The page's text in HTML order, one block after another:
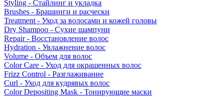
Styling - Стайлинг и укладка
Brushes - Брашинги и расчески
Treatment - Уход за волосами и кожей головы
Dry Shampoo - Сухие шампуни
Repair - Восстановление волос
Hydration - Увлажнение волос
Volume - Объем для волос
Color Care - Уход для окрашенных волос
Frizz Control - Разглаживание
Curl - Уход для кудрявых волос
Color Depositing Mask - Тонирующие маски